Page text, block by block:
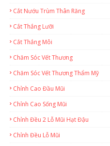
Cắt Nướu Trùm Thân Răng
Cắt Thắng Lưỡi
Cắt Thắng Môi
Chăm Sóc Vết Thương
Chăm Sóc Vết Thương Thẩm Mỹ
Chỉnh Cao Đầu Mũi
Chỉnh Cao Sống Mũi
Chỉnh Đều 2 Lỗ Mũi Hạt Đậu
Chỉnh Đều Lỗ Mũi